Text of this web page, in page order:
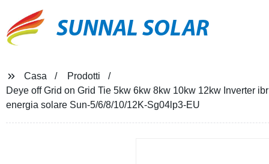
SUNNAL SOLAR
Casa
Prodotti
Deye off Grid on Grid Tie 5kw 6kw 8kw 10kw 12kw Inverter
energia solare Sun-5/6/8/10/12K-Sg04lp3-EU